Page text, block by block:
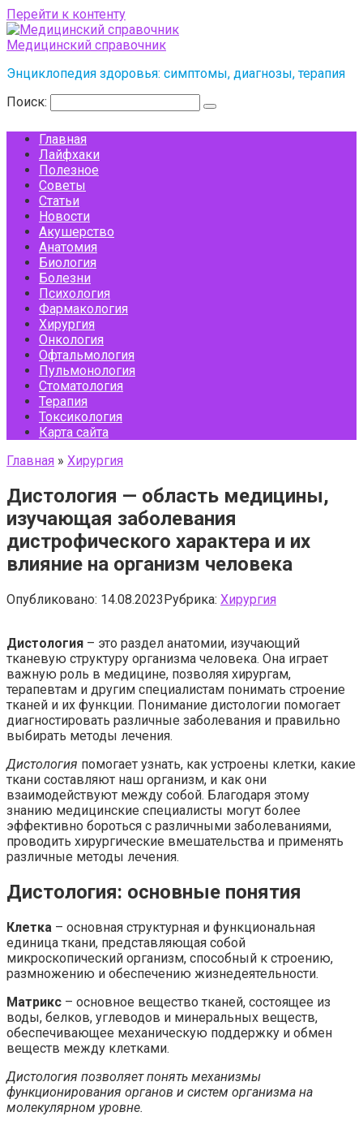
Перейти к контенту
Медицинский справочник
Энциклопедия здоровья: симптомы, диагнозы, терапия
Поиск:
Главная
Лайфхаки
Полезное
Советы
Статьи
Новости
Акушерство
Анатомия
Биология
Болезни
Психология
Фармакология
Хирургия
Онкология
Офтальмология
Пульмонология
Стоматология
Терапия
Токсикология
Карта сайта
Главная » Хирургия
Дистология — область медицины,
изучающая заболевания
дистрофического характера и их
влияние на организм человека
Опубликовано: 14.08.2023Рубрика: Хирургия
Дистология – это раздел анатомии, изучающий
тканевую структуру организма человека. Она играет
важную роль в медицине, позволяя хирургам,
терапевтам и другим специалистам понимать строение
тканей и их функции. Понимание дистологии помогает
диагностировать различные заболевания и правильно
выбирать методы лечения.
Дистология помогает узнать, как устроены клетки, какие
ткани составляют наш организм, и как они
взаимодействуют между собой. Благодаря этому
знанию медицинские специалисты могут более
эффективно бороться с различными заболеваниями,
проводить хирургические вмешательства и применять
различные методы лечения.
Дистология: основные понятия
Клетка – основная структурная и функциональная
единица ткани, представляющая собой
микроскопический организм, способный к строению,
размножению и обеспечению жизнедеятельности.
Матрикс – основное вещество тканей, состоящее из
воды, белков, углеводов и минеральных веществ,
обеспечивающее механическую поддержку и обмен
веществ между клетками.
Дистология позволяет понять механизмы
функционирования органов и систем организма на
молекулярном уровне.